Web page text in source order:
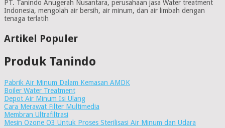
PT. Tanindo Anugerah Nusantara, perusahaan jasa Water treatment
Indonesia, mengolah air bersih, air minum, dan air limbah dengan
tenaga terlatih
Artikel Populer
Produk Tanindo
Pabrik Air Minum Dalam Kemasan AMDK
Boiler Water Treatment
Depot Air Minum Isi Ulang
Cara Merawat Filter Multimedia
Membran Ultrafiltrasi
Mesin Ozone O3 Untuk Proses Sterilisasi Air Minum dan Udara